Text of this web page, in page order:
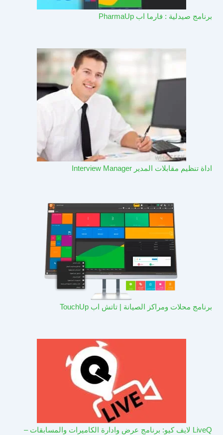
برنامج صيدلية : فارما اب PharmaUp​
اداة تنظيم مقابلات المدير Interview Manager
برنامج محلات ومراكز الصيانة | تاتش اب TouchUp
LiveQ لايف كيو: برنامج عرض وادارة الكاميرات والمسابقات –